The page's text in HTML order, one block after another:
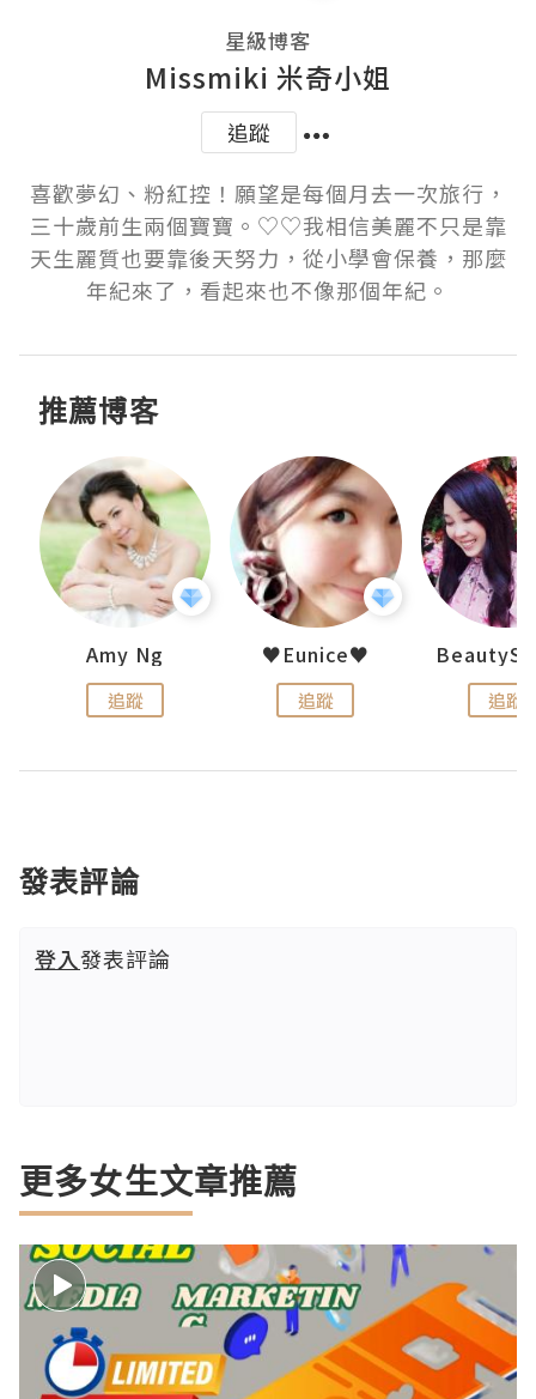
星級博客
Missmiki 米奇小姐
追蹤
喜歡夢幻、粉紅控！願望是每個月去一次旅行，
三十歲前生兩個寶寶。♡♡我相信美麗不只是靠
天生麗質也要靠後天努力，從小學會保養，那麼
年紀來了，看起來也不像那個年紀。
推薦博客
Amy Ng
追蹤
♥Eunice♥
追蹤 追蹤
發表評論
登入發表評論
更多女生文章推薦